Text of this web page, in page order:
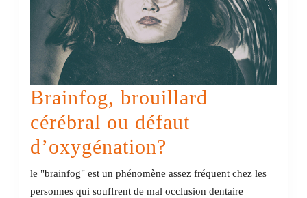
Brainfog, brouillard
cérébral ou défaut
d’oxygénation?
brouillard
le "brainfog" est un phénomène assez fréquent chez les
personnes qui souffrent de mal occlusion dentaire